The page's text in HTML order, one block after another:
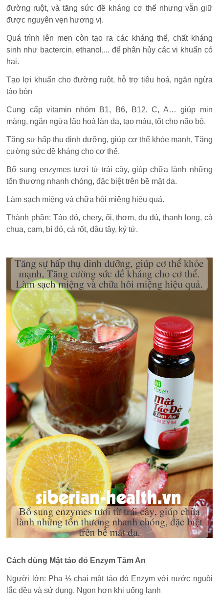
đường ruột, và tăng sức đề kháng cơ thể nhưng vẫn giữ
được nguyên vẹn hương vị.
Quá trình lên men còn tạo ra các kháng thể, chất kháng
sinh như bactercin, ethanol,... để phân hủy các vi khuẩn có
hại.
Tạo lợi khuẩn cho đường ruột, hỗ trợ tiêu hoá, ngăn ngừa
táo bón
Cung cấp vitamin nhóm B1, B6, B12, C, A… giúp mịn
màng, ngăn ngừa lão hoá làn da, tạo máu, tốt cho não bộ.
Tăng sự hấp thụ dinh dưỡng, giúp cơ thể khỏe mạnh, Tăng
cường sức đề kháng cho cơ thể.
Bổ sung enzymes tươi từ trái cây, giúp chữa lành những
tổn thương nhanh chóng, đặc biệt trên bề mặt da.
Làm sạch miệng và chữa hôi miệng hiệu quả.
Thành phần: Táo đỏ, chery, ổi, thơm, đu đủ, thanh long, cà
chua, cam, bí đỏ, cà rốt, dâu tây, kỷ tử.
Cách dùng Mật táo đỏ Enzym Tâm An
Người lớn: Pha ⅓ chai mật táo đỏ Enzym với nước nguội
lắc đều và sử dụng. Ngon hơn khi uống lạnh